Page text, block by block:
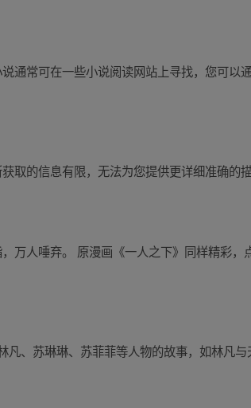
通常可在一些小说阅读网站上寻找，您可以
取的信息有限，无法为您提供更详细准确的描
万人唾弃。 原漫画《一人之下》同样精彩，
、苏琳琳、苏菲菲等人物的故事，如林凡与